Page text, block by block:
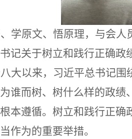
学原文、悟原理，与会
记关于树立和践行正确政
大以来，习近平总书记
谁而树、树什么样的政绩
本遵循。树立和践行正
作为的重要举措。